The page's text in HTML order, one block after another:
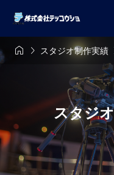
  スタジオ制作実績
スタジ